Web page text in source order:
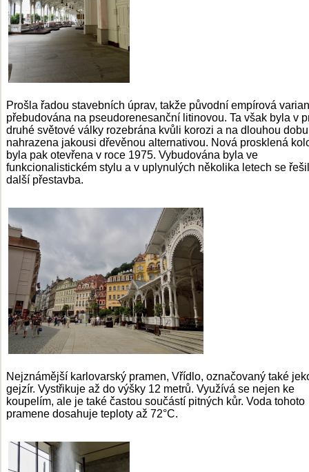
Prošla řadou stavebních úprav, takže původní empírová
přebudována na pseudorenesanční litinovou. Ta však byla v
druhé světové války rozebrána kvůli korozi a na dlouhou dobu
nahrazena jakousi dřevěnou alternativou. Nová prosklená
byla pak otevřena v roce 1975. Vybudována byla ve
funkcionalistickém stylu a v uplynulých několika letech se
další přestavba.
Nejznámější karlovarský pramen, Vřídlo, označovaný také
gejzír. Vystřikuje až do výšky 12 metrů. Využívá se nejen ke
koupelím, ale je také častou součástí pitných kůr. Voda tohoto
pramene dosahuje teploty až 72°C.